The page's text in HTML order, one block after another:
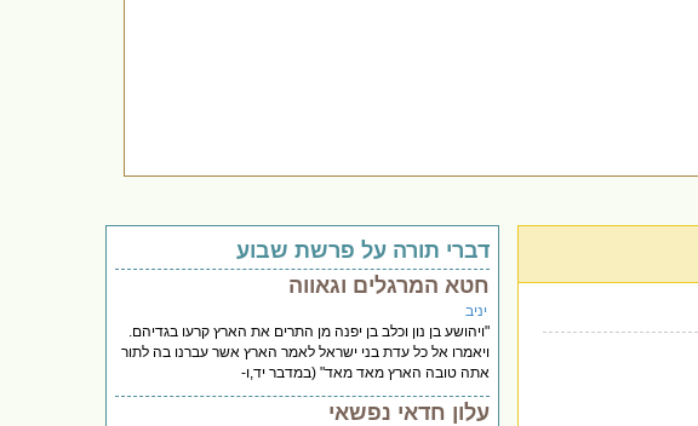
דברי תורה על פרשת שבוע
חטא המרגלים וגאווה
יניב
"ויהושע בן נון וכלב בן יפנה מן התרים את הארץ קרעו בגדיהם.
ויאמרו אל כל עדת בני ישראל לאמר הארץ אשר עברנו בה לתור
אתה טובה הארץ מאד מאד" (במדבר יד,ו-
עלון חדאי נפשאי